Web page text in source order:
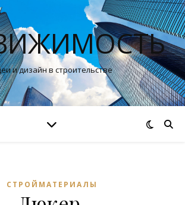
и дизайн в строительстве
СТРОЙМАТЕРИАЛЫ